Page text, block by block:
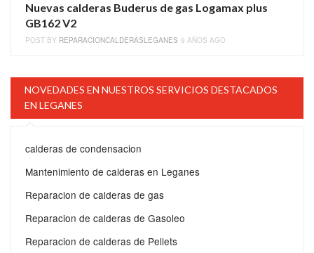
Nuevas calderas Buderus de gas Logamax plus
GB162 V2
POST BY REPARACIONCALDERASLEGANES 9 AÑOS AGO
NOVEDADES EN NUESTROS SERVICIOS DESTACADOS
EN LEGANES
calderas de condensacion
Mantenimiento de calderas en Leganes
Reparacion de calderas de gas
Reparacion de calderas de Gasoleo
Reparacion de calderas de Pellets